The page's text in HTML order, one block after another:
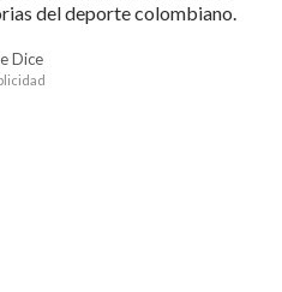
del deporte colombiano.
Dice